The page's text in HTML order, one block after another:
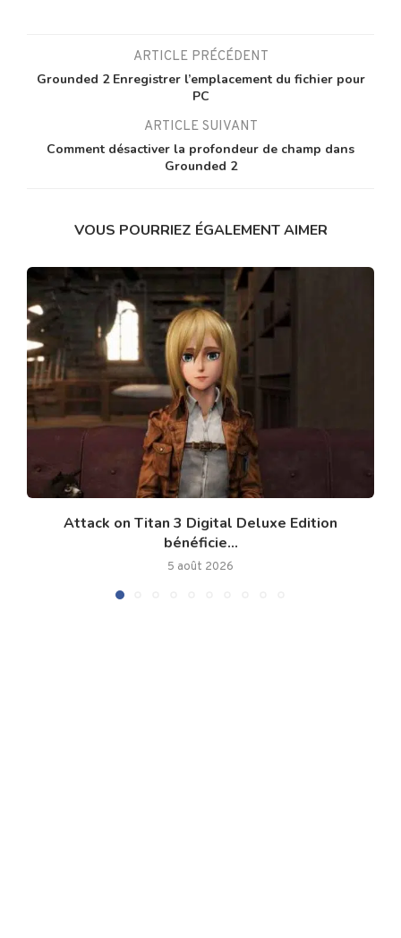
ARTICLE PRÉCÉDENT
Grounded 2 Enregistrer l’emplacement du fichier pour
PC
ARTICLE SUIVANT
Comment désactiver la profondeur de champ dans
Grounded 2
VOUS POURRIEZ ÉGALEMENT AIMER
Attack on Titan 3 Digital Deluxe Edition
bénéficie...
5 août 2026